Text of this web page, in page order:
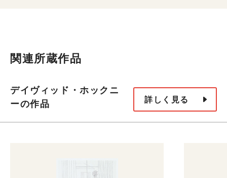
関連所蔵作品
デイヴィッド・ホックニ
ーの作品
詳しく見る